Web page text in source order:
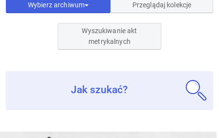
Wybierz archiwum Przeglądaj kolekcje
Wyszukiwanie akt
metrykalnych
Jak szukać?